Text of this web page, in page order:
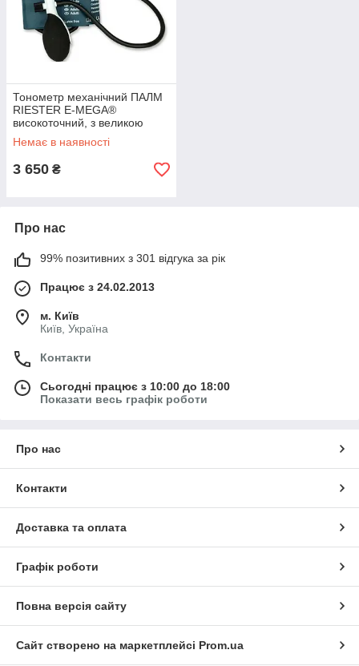
Тонометр механічний ПАЛМ
RIESTER E-MEGA®
високоточний, з великою
шкалою d=63 мм, Німеччина
Немає в наявності
3 650 ₴
Про нас
99% позитивних з 301 відгука за рік
Працює з 24.02.2013
м. Київ
Київ, Україна
Контакти
Сьогодні працює з 10:00 до 18:00
Показати весь графік роботи
Про нас
Контакти
Доставка та оплата
Графік роботи
Повна версія сайту
Сайт створено на маркетплейсі Prom.ua